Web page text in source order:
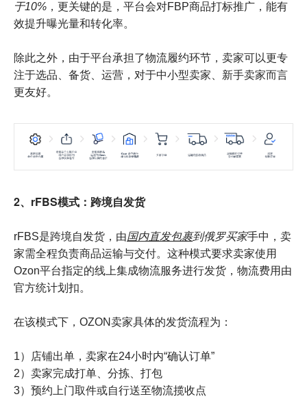
于10% ，更关键的是，平台会对FBP商品打标推广，能有
效提升曝光量和转化率。
除此之外，由于平台承担了物流履约环节，卖家可以更专
注于选品、备货、运营，对于中小型卖家、新手卖家而言
更友好。
2、rFBS模式：跨境自发货
rFBS是跨境自发货，由国内直发包裹到俄罗买家手中，卖
家需全程负责商品运输与交付。这种模式要求卖家使用
Ozon平台指定的线上集成物流服务进行发货，物流费用由
官方统计划扣。
在该模式下，OZON卖家具体的发货流程为：
1）店铺出单，卖家在24小时内“确认订单”
2）卖家完成打单、分拣、打包
3）预约上门取件或自行送至物流揽收点